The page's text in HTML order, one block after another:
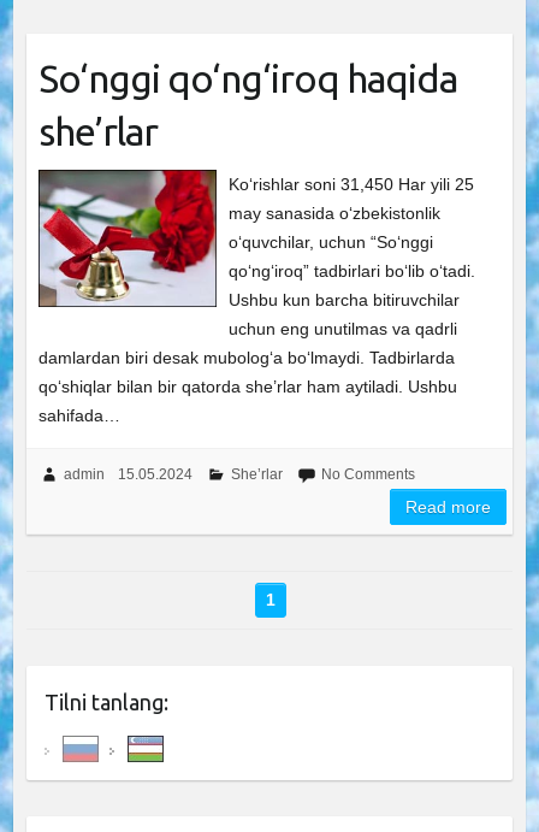
So‘nggi qo‘ng‘iroq haqida
she’rlar
Ko‘rishlar soni 31,450 Har yili 25
may sanasida o‘zbekistonlik
o‘quvchilar, uchun “So‘nggi
qo‘ng‘iroq” tadbirlari bo‘lib o‘tadi.
Ushbu kun barcha bitiruvchilar
uchun eng unutilmas va qadrli
damlardan biri desak mubolog‘a bo‘lmaydi. Tadbirlarda
qo‘shiqlar bilan bir qatorda she’rlar ham aytiladi. Ushbu
sahifada…
admin 15.05.2024 She’rlar No Comments
Read more
1
Tilni tanlang: